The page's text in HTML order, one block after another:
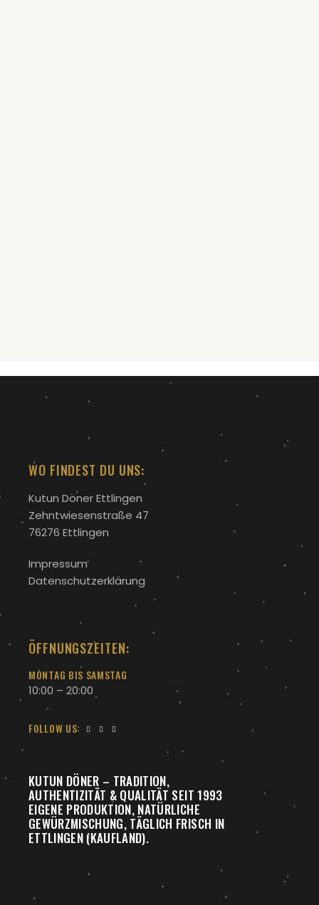
WO FINDEST DU UNS:
Kutun Döner Ettlingen
Zehntwiesenstraße 47
76276 Ettlingen
Impressum
Datenschutzerklärung
ÖFFNUNGSZEITEN:
MONTAG BIS SAMSTAG
10:00 – 20:00
FOLLOW US:
KUTUN DÖNER – TRADITION,
AUTHENTIZITÄT & QUALITÄT SEIT 1993
EIGENE PRODUKTION, NATÜRLICHE
GEWÜRZMISCHUNG, TÄGLICH FRISCH IN
ETTLINGEN (KAUFLAND).